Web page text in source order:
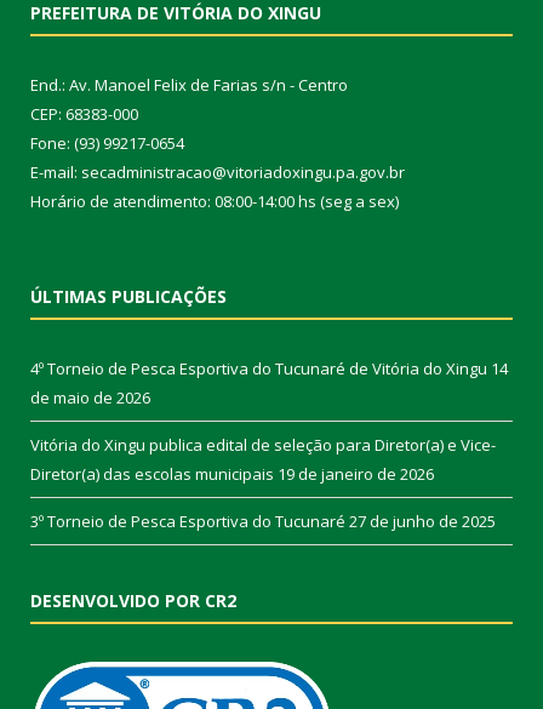
PREFEITURA DE VITÓRIA DO XINGU
End.: Av. Manoel Felix de Farias s/n - Centro
CEP: 68383-000
Fone: (93) 99217-0654
E-mail: secadministracao@vitoriadoxingu.pa.gov.br
Horário de atendimento: 08:00-14:00 hs (seg a sex)
ÚLTIMAS PUBLICAÇÕES
4º Torneio de Pesca Esportiva do Tucunaré de Vitória do Xingu 14
de maio de 2026
Vitória do Xingu publica edital de seleção para Diretor(a) e Vice-
Diretor(a) das escolas municipais 19 de janeiro de 2026
3º Torneio de Pesca Esportiva do Tucunaré 27 de junho de 2025
DESENVOLVIDO POR CR2